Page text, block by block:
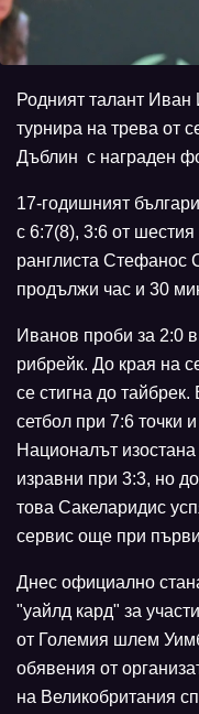
Родният талант
турнира на трева от
Дъблин с награден
17-годишният
с 6:7(8), 3:6 от
ранглиста Стефанос
продължи час и 30
Иванов проби за 2:0
рибрейк. До края на
се стигна до
сетбол при 7:6 точки
Националът изостана
изравни при 3:3, но
това Сакеларидис
сервис още при
Днес официално
"уайлд кард" за
от Големия шлем
обявения от
на Великобритания